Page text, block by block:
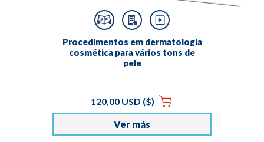
Procedimentos em dermatologia
cosmética para vários tons de
pele
120,00 USD ($)
Ver más